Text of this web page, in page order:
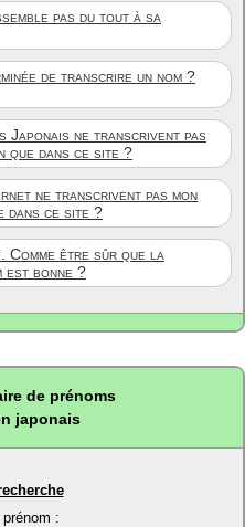
pas du tout à sa
de transcrire un nom ?
Japonais ne transcrivent pas
que dans ce site ?
ne transcrivent pas mon
dans ce site ?
Comme être sûr que la
est bonne ?
de prénoms
japonais
: